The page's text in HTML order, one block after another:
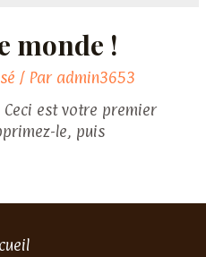
monde !
/ Par admin3653
Ceci est votre premier
le, puis